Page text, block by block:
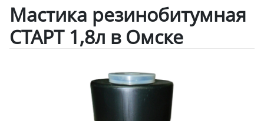
Мастика резинобитумная
СТАРТ 1,8л в Омске